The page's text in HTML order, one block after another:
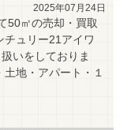
2025年07月24日
50㎡の売却・買取
チュリー21アイワ
いをしておりま
地・アパート・１